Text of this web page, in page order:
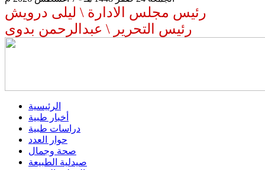
رئيس مجلس الادارة \ ليلى درويش
رئيس التحرير \ عبدالرحمن بدوى
الرئيسية
أخبار طبية
دراسات طبية
حوار العدد
صحة وجمال
صيدلية الطبيعة